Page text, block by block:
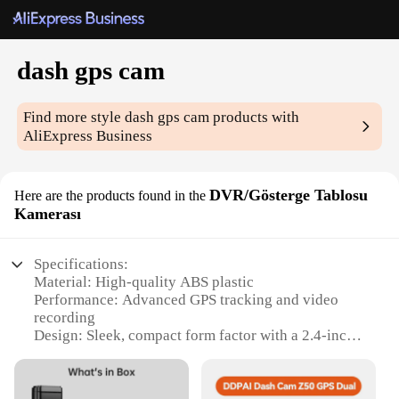
dash gps cam
Find more styledash gps cam products with
AliExpress Business
Here are the products found in the DVR/Gösterge Tablosu
Kamerası
Specifications:
Material: High-quality ABS plastic
Performance: Advanced GPS tracking and video
recording
Design: Sleek, compact form factor with a 2.4-inch
Compatibility: Easily integrates with various
vehicles